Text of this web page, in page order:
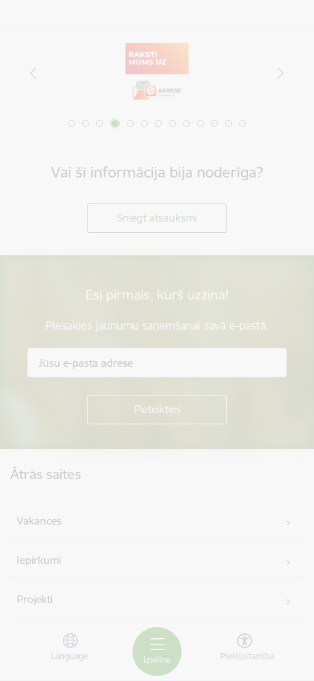
Izvēlne
Language Piekļūstamība
Vai šī informācija bija noderīga?
Sniegt atsauksmi
Esi pirmais, kurš uzzina!
Piesakies jaunumu saņemšanai savā e-pastā.
Ātrās saites
Vakances
Iepirkumi
Projekti
Pašvaldība